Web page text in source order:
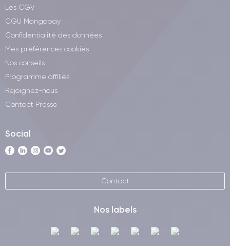
Les CGV
CGU Mangopay
Confidentialité des données
Mes préférences cookies
Nos conseils
Programme affiliés
Rejoignez-nous
Contact Presse
Social
Contact
Nos labels